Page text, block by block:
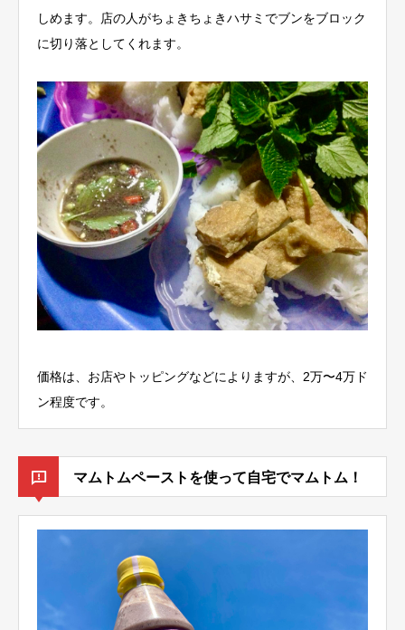
しめます。店の人がちょきちょきハサミでブンをブロック
に切り落としてくれます。
価格は、お店やトッピングなどによりますが、2万〜4万ド
ン程度です。
マムトムペーストを使って自宅でマムトム！